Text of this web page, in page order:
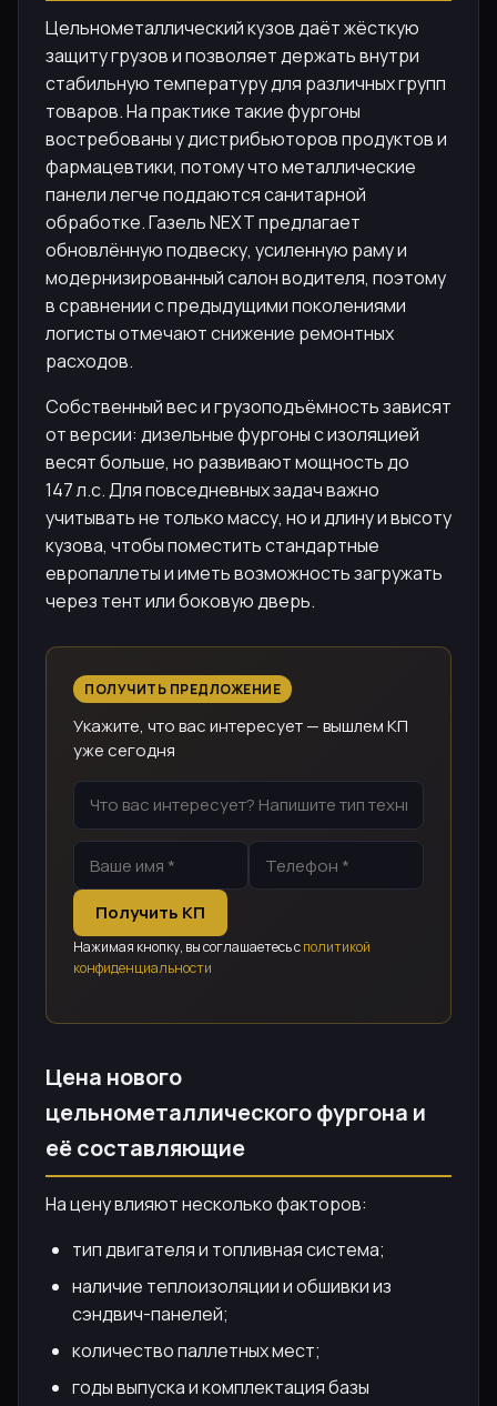
Цельнометаллический кузов даёт жёсткую
защиту грузов и позволяет держать внутри
стабильную температуру для различных групп
товаров. На практике такие фургоны
востребованы у дистрибьюторов продуктов и
фармацевтики, потому что металлические
панели легче поддаются санитарной
обработке. Газель NEXT предлагает
обновлённую подвеску, усиленную раму и
модернизированный салон водителя, поэтому
в сравнении с предыдущими поколениями
логисты отмечают снижение ремонтных
расходов.
Собственный вес и грузоподъёмность зависят
от версии: дизельные фургоны с изоляцией
весят больше, но развивают мощность до
147 л.с. Для повседневных задач важно
учитывать не только массу, но и длину и высоту
кузова, чтобы поместить стандартные
европаллеты и иметь возможность загружать
через тент или боковую дверь.
ПОЛУЧИТЬ ПРЕДЛОЖЕНИЕ
Укажите, что вас интересует — вышлем КП
уже сегодня
Получить КП
Нажимая кнопку, вы соглашаетесь сполитикой
конфиденциальности
Цена нового
цельнометаллического фургона и
её составляющие
На цену влияют несколько факторов:
тип двигателя и топливная система;
наличие теплоизоляции и обшивки из
сэндвич-панелей;
количество паллетных мест;
годы выпуска и комплектация базы